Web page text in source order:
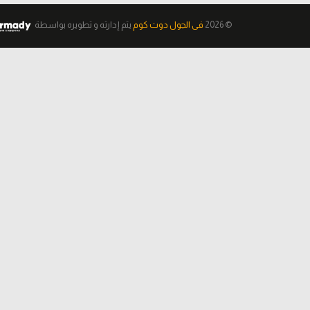
© 2026 فى الجول دوت كوم يتم إدارته و تطويره بواسطة